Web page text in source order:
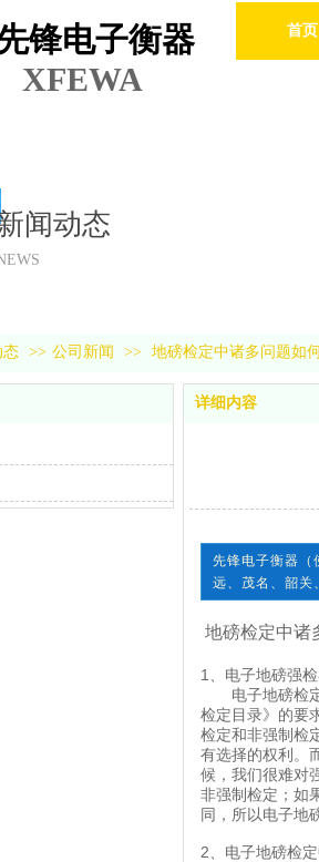
锋电子衡器
XFEWA
首页
闻动态
态 >> 公司新闻 >> 地磅检定中诸多问题如
详细内容
先锋电子衡器（
远、茂名、韶关
地磅检定中诸
1、电子地磅强
电子地磅检定
检定目录》的要
检定和非强制检
有选择的权利。
候，我们很难对
非强制检定；如
同，所以电子地
2、电子地磅检